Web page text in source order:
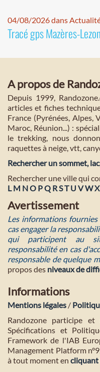
04/08/2026 dans
Tracé gps Mazères-
A propos de
Depuis 1999,
articles et fiches
France (Pyrénées, Alpes,
Maroc, Réunion...) :
le trekking, nous
raquettes à neige, vtt,
Rechercher un sommet,
Rechercher une ville qui
L M NO PQ RST U VWX
Avertissement
Les informations
cas engager la
qui participent au
responsabilité en cas
responsable de quelque
propos des niveaux de
Informations
Mentions légales /
Randozone participe
Spécifications et
Framework de l'IAB
Management Platform
à tout moment en cliquant